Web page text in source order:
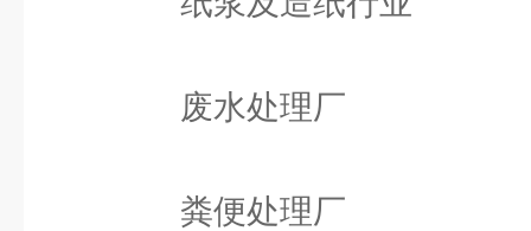
废水处理厂
粪便处理厂